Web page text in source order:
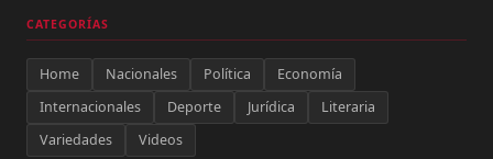
CATEGORÍAS
Home Nacionales Política
Economía
Internacionales
Deporte Jurídica
Literaria
Variedades
Videos